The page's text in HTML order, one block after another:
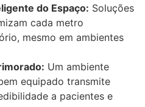
do Espaço: Soluções
cada metro
mesmo em ambientes
Um ambiente
equipado transmite
a pacientes e